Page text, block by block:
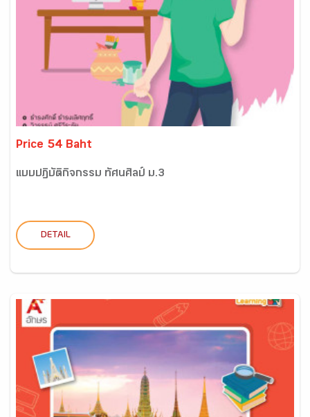
Price 54 Baht
แบบปฏิบัติกิจกรรม ทัศนศิลป์ ม.3
DETAIL